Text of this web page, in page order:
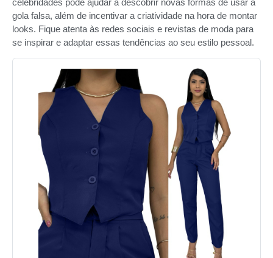
gola falsa, além de incentivar a criatividade na hora de montar
looks. Fique atenta às redes sociais e revistas de moda para
se inspirar e adaptar essas tendências ao seu estilo pessoal.